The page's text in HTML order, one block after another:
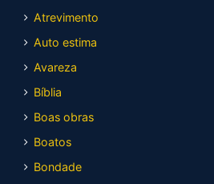
Atrevimento
Auto estima
Avareza
Bíblia
Boas obras
Boatos
Bondade